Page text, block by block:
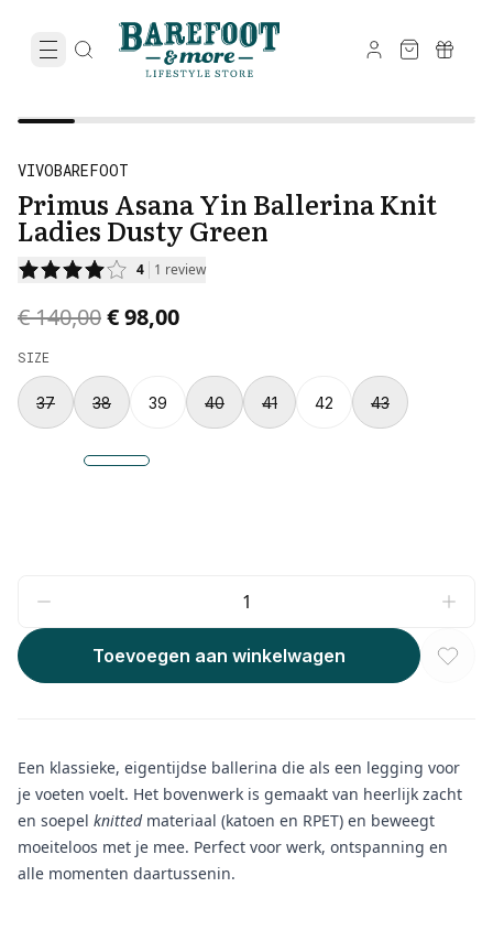
VIVOBAREFOOT
Primus Asana Yin Ballerina Knit
Ladies Dusty Green
4 1 review
Original price was € 140,00.
€ 140,00Current price is € 98,00.
€ 98,00
SIZE
37 38 39 40 41 42 43
Toevoegen aan winkelwagen
Een klassieke, eigentijdse ballerina die als een legging voor
je voeten voelt. Het bovenwerk is gemaakt van heerlijk zacht
en soepel knitted materiaal (katoen en RPET) en beweegt
moeiteloos met je mee. Perfect voor werk, ontspanning en
alle momenten daartussenin.